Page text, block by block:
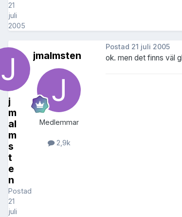
21
juli
2005
j
m
al
m
s
t
e
n
Postad
21
juli
jmalmsten
Medlemmar
2,9k
Postad 21 juli 2005
ok. men det finns väl